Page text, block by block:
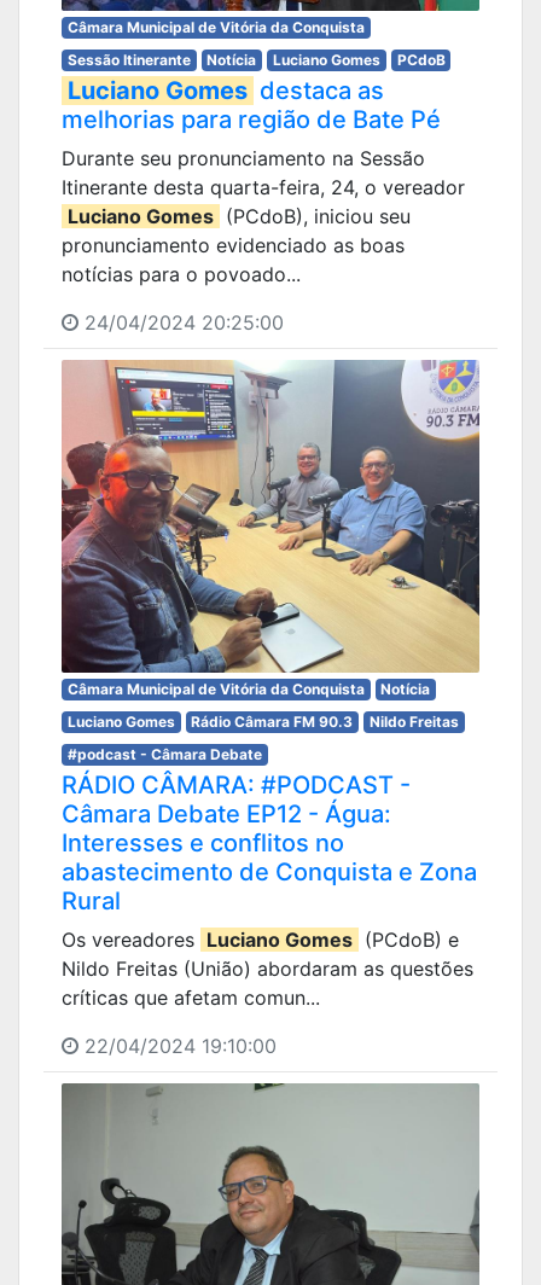
Câmara Municipal de Vitória da Conquista
Sessão Itinerante
Notícia Luciano Gomes PCdoB
Luciano Gomes destaca as
melhorias para região de Bate Pé
Durante seu pronunciamento na Sessão
Itinerante desta quarta-feira, 24, o vereador
Luciano Gomes (PCdoB), iniciou seu
pronunciamento evidenciado as boas
notícias para o povoado...
24/04/2024 20:25:00
Câmara Municipal de Vitória da Conquista
Notícia
Luciano Gomes
Rádio Câmara FM 90.3
Nildo Freitas
#podcast - Câmara Debate
RÁDIO CÂMARA: #PODCAST -
Câmara Debate EP12 - Água:
Interesses e conflitos no
abastecimento de Conquista e Zona
Rural
Os vereadores Luciano Gomes (PCdoB) e
Nildo Freitas (União) abordaram as questões
críticas que afetam comun...
22/04/2024 19:10:00